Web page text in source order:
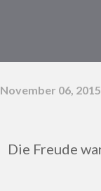
November 06, 2015
Die Freude war riesig, als ich die Mail von den Konsumgöttinnen bekam, dass ich